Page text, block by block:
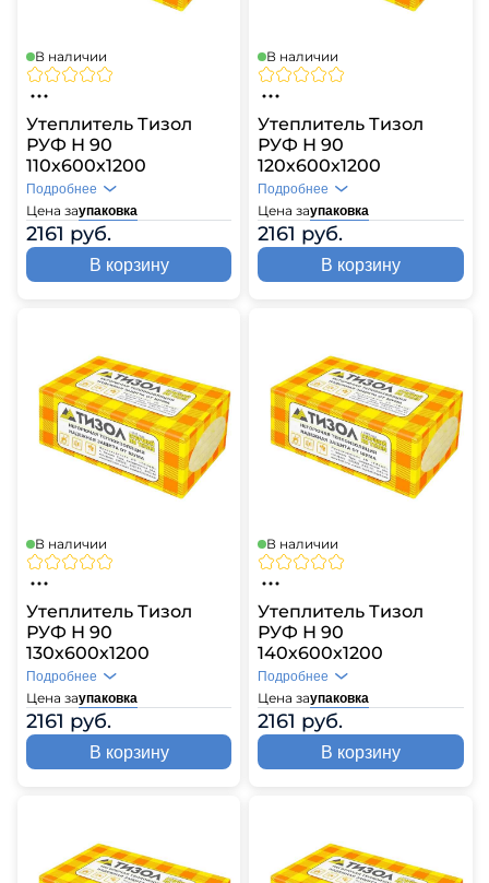
В наличии
Утеплитель Тизол
РУФ Н 90
110х600х1200
Цена заупаковка
2161 руб.
Подробнее
В корзину
В наличии
Утеплитель Тизол
РУФ Н 90
120х600х1200
Цена заупаковка
2161 руб.
Подробнее
В корзину
В наличии
Утеплитель Тизол
РУФ Н 90
130х600х1200
Цена заупаковка
2161 руб.
Подробнее
В корзину
В наличии
Утеплитель Тизол
РУФ Н 90
140х600х1200
Цена заупаковка
2161 руб.
Подробнее
В корзину